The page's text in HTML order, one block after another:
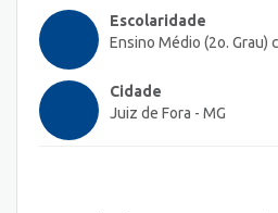
Escolaridade
Ensino Médio (2o. Grau)
Cidade
Juiz de Fora - MG